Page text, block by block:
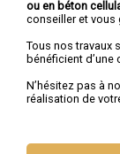
ou en béton
conseiller et vous
Tous nos travaux
bénéficient
N’hésitez pas à
réalisation de